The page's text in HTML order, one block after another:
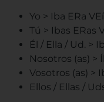
Yo > Iba ERa
Tú > Ibas ERas
Él / Ella / Ud. >
Nosotros (as) >
Vosotros (as) >
Ellos / Ellas /